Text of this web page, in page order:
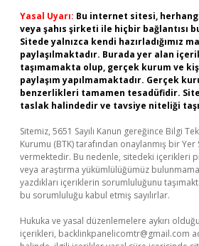
Yasal Uyarı: Bu internet sitesi,
veya şahıs şirketi ile hiçbir bağlantısı
Sitede yalnızca kendi hazırladığımız
paylaşılmaktadır. Burada yer alan
taşımamakta olup, gerçek kurum ve
paylaşım yapılmamaktadır. Gerçek
benzerlikleri tamamen tesadüfidir.
taslak halindedir ve tavsiye niteliği
Sitemiz, 5651 Sayılı Kanun gereğince Bilgi
Kurumu (BTK) tarafından onaylanmış bir Yer
vermektedir. Bu nedenle, sitedeki içerikleri
veya araştırma yükümlülüğümüz
yazdıkları içeriklerin sorumluluğunu
bu sorumluluğu kabul etmiş sayılırlar.
Hukuka ve yasal düzenlemelere aykırı
içerikleri, backlinkpanelicomtr@gmail.com